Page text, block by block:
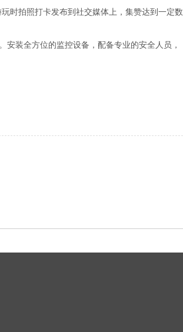
时拍照打卡发布到社交媒体上，集赞达到一定数
安装全方位的监控设备，配备专业的安全人员，